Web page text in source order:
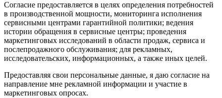
Согласие предоставляется в целях определения потребностей
в производственной мощности, мониторинга исполнения
сервисными центрами гарантийной политики; ведения
истории обращения в сервисные центры; проведения
маркетинговых исследований в области продаж, сервиса и
послепродажного обслуживания; для рекламных,
исследовательских, информационных, а также иных целей.
Предоставляя свои персональные данные, я даю согласие на
направление мне рекламной информации и участие в
маркетинговых опросах.